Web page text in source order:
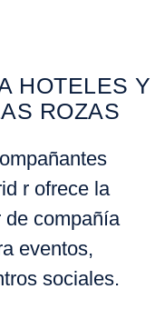
HOTELES Y
ROZAS
r ofrece la
de compañía
eventos,
sociales.